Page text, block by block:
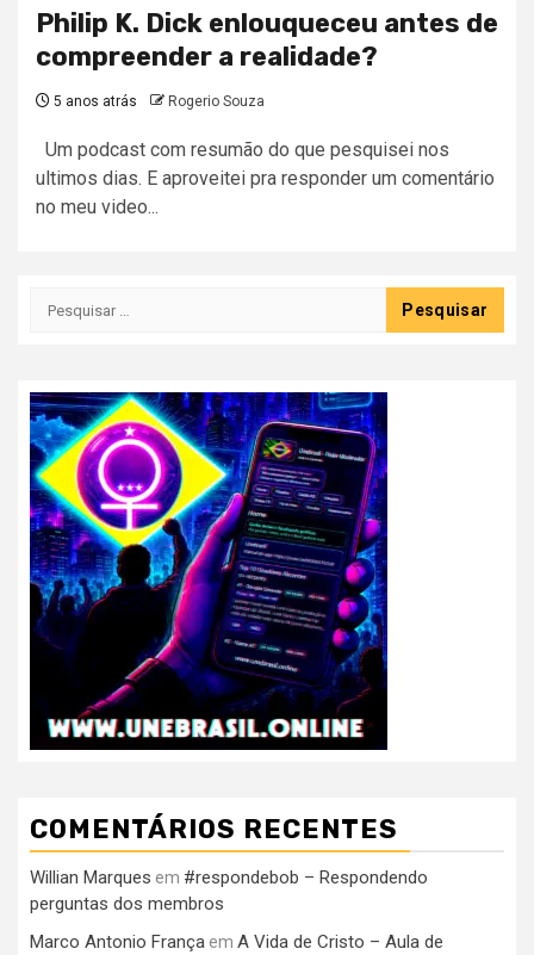
Philip K. Dick enlouqueceu antes de
compreender a realidade?
5 anos atrás Rogerio Souza
Um podcast com resumão do que pesquisei nos
ultimos dias. E aproveitei pra responder um comentário
no meu video...
Pesquisar
COMENTÁRIOS RECENTES
Willian Marques em #respondebob – Respondendo
perguntas dos membros
Marco Antonio França em A Vida de Cristo – Aula de